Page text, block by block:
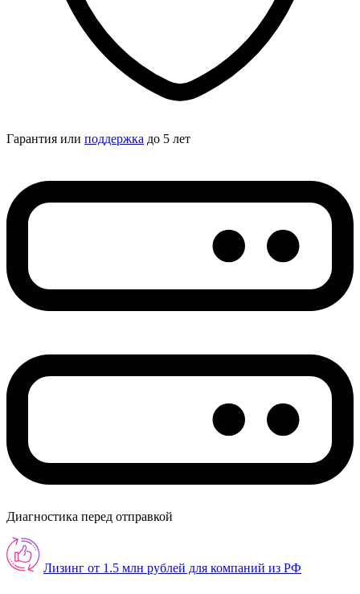
Гарантия или поддержка до 5 лет
Диагностика перед отправкой
Лизинг от 1.5 млн рублей для компаний из РФ